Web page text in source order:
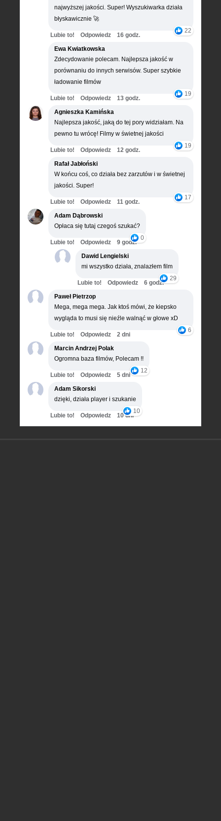
najwyższej jakości. Super! Wyszukiwarka działa
błyskawicznie 🚀
22
Lubie to! Odpowiedz
16 godz.
Ewa Kwiatkowska
Zdecydowanie polecam. Najlepsza jakość w
porównaniu do innych serwisów. Super szybkie
ładowanie filmów
19
Lubie to! Odpowiedz
13 godz.
Agnieszka Kamińska
Najlepsza jakość, jaką do tej pory widziałam. Na
pewno tu wrócę! Filmy w świetnej jakości
19
Lubie to! Odpowiedz
12 godz.
Rafał Jabłoński
W końcu coś, co działa bez zarzutów i w świetnej
jakości. Super!
17
Lubie to! Odpowiedz
11 godz.
Adam Dąbrowski
Opłaca się tutaj czegoś szukać?
0
Lubie to! Odpowiedz
9 godz.
Dawid Lengielski
mi wszystko działa, znalazłem film
29
Lubie to! Odpowiedz
6 godz.
Paweł Pietrzop
Mega, mega mega. Jak ktoś mówi, że kiepsko
wygląda to musi się nieźle walnąć w głowe xD
6
Lubie to! Odpowiedz
2 dni
Marcin Andrzej Polak
Ogromna baza filmów, Polecam !!
12
Lubie to! Odpowiedz
5 dni
Adam Sikorski
dzięki, działa player i szukanie
10
Lubie to! Odpowiedz 10 dni